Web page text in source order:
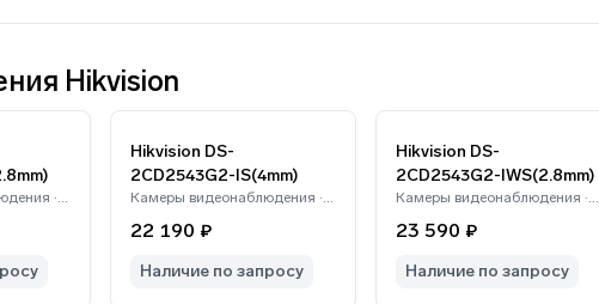
Hikvision
Камеры видеонаблюдения · Hikvision
Hikvision DS-
2CD2543G2-IS(4mm)
Камеры видеонаблюдения · Hikvision
22 190 ₽
Наличие по запросу
Hikvision DS-
2CD2543G2-IWS(2.8mm)
Камеры видеонаблюдения · Hikvision
23 590 ₽
Наличие по запросу